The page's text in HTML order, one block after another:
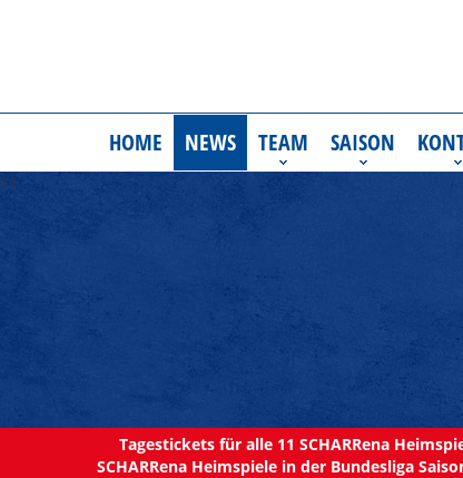
HOME NEWS TEAM SAISON
11
Tagestickets für alle 11 SCHARRena
SCHARRena Heimspiele in der Bundesliga